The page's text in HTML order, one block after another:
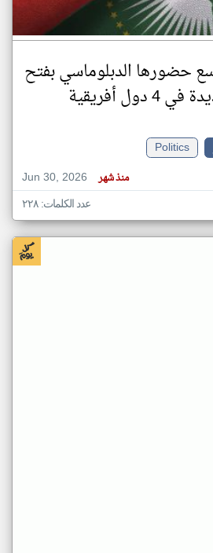
حضورها الدبلوماسي بفتح
أفريقية
Politics
Jun 30, 2026
منذ شهر
عدد الكلمات: ٢٢٨